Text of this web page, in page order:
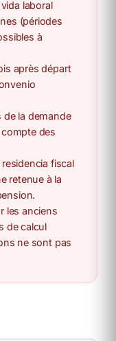
laboral
(périodes
à
après départ
de la demande
compte des
fiscal
retenue à la
les anciens
de calcul
ne sont pas